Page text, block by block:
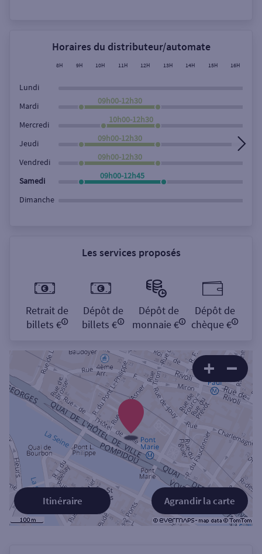
Horaires du distributeur/automate
8H 9H 10H 11H 12H 13H 14H 15H 16H
Lundi
Mardi
09h00-12h30
Mercredi
10h00-12h30
Jeudi
09h00-12h30
Vendredi
09h00-12h30
Samedi
09h00-12h45
Dimanche
Les services proposés
Retrait de
billets €
Dépôt de
billets €
Dépôt de
monnaie €
Dépôt de
chèque €
Agrandir la carte
Itinéraire